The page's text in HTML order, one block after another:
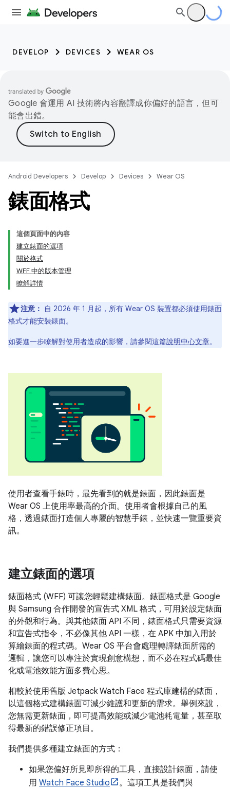
DEVELOP DEVICES WEAR OS
Google 會運用 AI 技術將內容翻譯成你偏好的語言，但可
能會出錯。
Android Developers Develop Devices Wear OS
錶面格式
這個頁面中的內容
建立錶面的選項
關於格式
WFF 中的版本管理
瞭解詳情
注意：
自 2026 年 1 月起，所有 Wear OS 裝置都必須使用錶面
格式才能安裝錶面。
如要進一步瞭解對使用者造成的影響，請參閱這篇說明中心文章。
使用者查看手錶時，最先看到的就是錶面，因此錶面是
Wear OS 上使用率最高的介面。使用者會根據自己的風
格，透過錶面打造個人專屬的智慧手錶，並快速一覽重要資
訊。
建立錶面的選項
錶面格式 (WFF) 可讓您輕鬆建構錶面。錶面格式是 Google
與 Samsung 合作開發的宣告式 XML 格式，可用於設定錶面
的外觀和行為。與其他錶面 API 不同，錶面格式只需要資源
和宣告式指令，不必像其他 API 一樣，在 APK 中加入用於
算繪錶面的程式碼。Wear OS 平台會處理轉譯錶面所需的
邏輯，讓您可以專注於實現創意構想，而不必在程式碼最佳
化或電池效能方面多費心思。
相較於使用舊版 Jetpack Watch Face 程式庫建構的錶面，
以這個格式建構錶面可減少維護和更新的需求。舉例來說，
您無需更新錶面，即可提高效能或減少電池耗電量，甚至取
得最新的錯誤修正項目。
我們提供多種建立錶面的方式：
如果您偏好所見即所得的工具，直接設計錶面，請使
用 Watch Face Studio
。這項工具是我們與